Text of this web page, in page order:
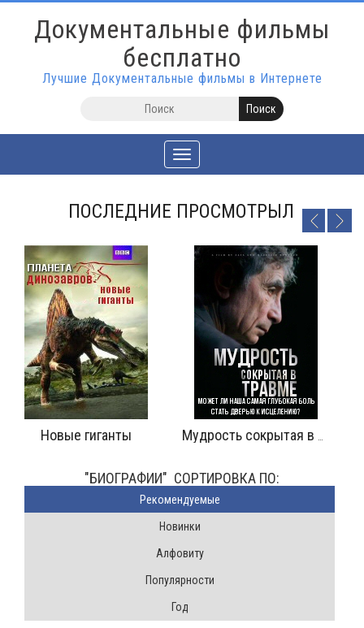
Документальные фильмы
бесплатно
Лучшие Документальные фильмы в Интернете
Toggle
navigation
ПОСЛЕДНИЕ ПРОСМОТРЫЛ
Мудрость сокрытая в травме Миссия начинается
"БИОГРАФИИ" CОРТИРОВКА ПО:
Pекомендуемые
Новинки
Алфовиту
Популярности
Год